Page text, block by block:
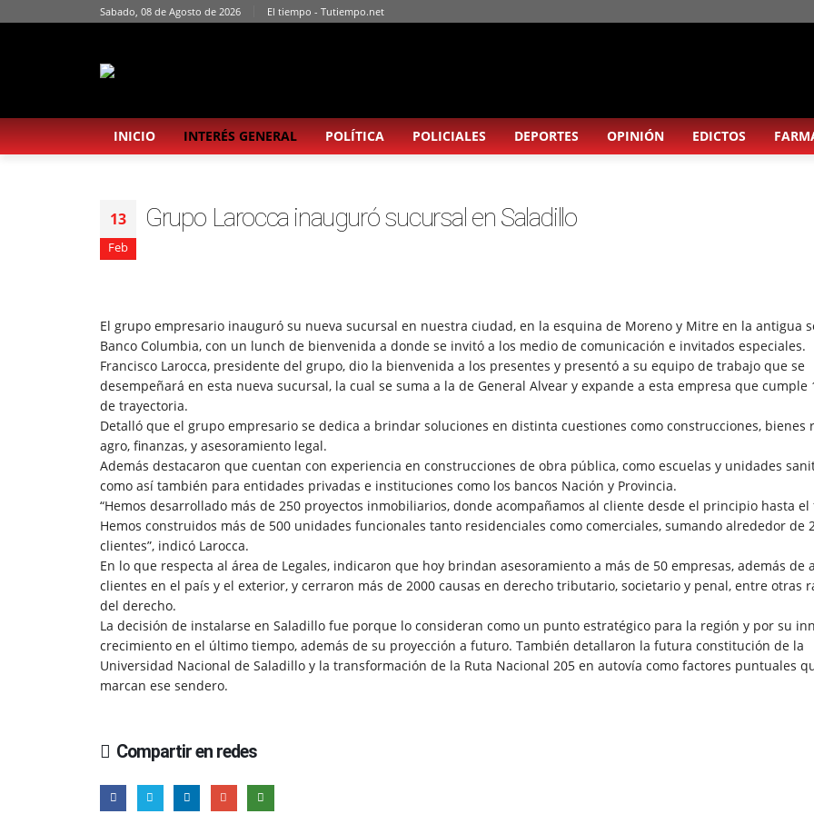
Sabado, 08 de Agosto de 2026 El tiempo - Tutiempo.net
INICIO INTERÉS GENERAL POLÍTICA POLICIALES DEPORTES OPINIÓN EDICTOS
13
Feb
Grupo Larocca inauguró sucursal en Saladillo
El grupo empresario inauguró su nueva sucursal en nuestra ciudad, en la esquina de Moreno y Mitre en la antigua
Banco Columbia, con un lunch de bienvenida a donde se invitó a los medio de comunicación e invitados especiales.
Francisco Larocca, presidente del grupo, dio la bienvenida a los presentes y presentó a su equipo de trabajo que se
desempeñará en esta nueva sucursal, la cual se suma a la de General Alvear y expande a esta empresa que cumple
de trayectoria.
Detalló que el grupo empresario se dedica a brindar soluciones en distinta cuestiones como construcciones, bienes
agro, finanzas, y asesoramiento legal.
Además destacaron que cuentan con experiencia en construcciones de obra pública, como escuelas y unidades
como así también para entidades privadas e instituciones como los bancos Nación y Provincia.
“Hemos desarrollado más de 250 proyectos inmobiliarios, donde acompañamos al cliente desde el principio hasta el
Hemos construidos más de 500 unidades funcionales tanto residenciales como comerciales, sumando alrededor de
clientes”, indicó Larocca.
En lo que respecta al área de Legales, indicaron que hoy brindan asesoramiento a más de 50 empresas, además de
clientes en el país y el exterior, y cerraron más de 2000 causas en derecho tributario, societario y penal, entre otras
del derecho.
La decisión de instalarse en Saladillo fue porque lo consideran como un punto estratégico para la región y por su
crecimiento en el último tiempo, además de su proyección a futuro. También detallaron la futura constitución de la
Universidad Nacional de Saladillo y la transformación de la Ruta Nacional 205 en autovía como factores puntuales
marcan ese sendero.
Compartir en redes